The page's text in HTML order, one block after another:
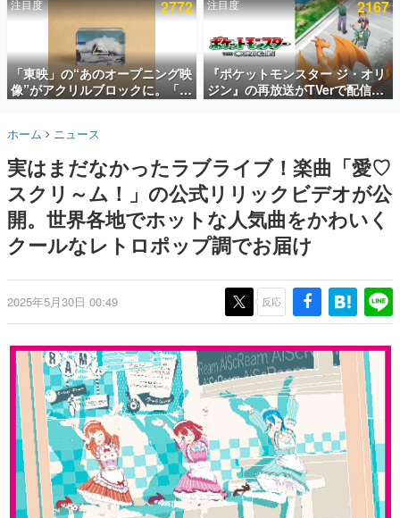
連載・特集一覧
殿堂入り記事
SNS拡散数が数千以上！ ページビュー数万以上！ などな
ど。多くの人々に読まれた、電ファミ渾身の“殿堂入り”記
事をまとめました。
名作ゲームクリエイターの方々に製作時のエピソードをお
きます。
赫本
この物語を解いてはいけない。『赫本』は、〈試験問題〉
の形をした短編ホラー小説集です。
これからのデジタルゲーム市場を担う若きクリエイター達
の姿を追い、彼らのルーツと情熱を探っていきます。
ゲームに多大な影響を受けた作家さんに取材し、ゲームが
日本のコンテンツ産業やカルチャーに与えた影響を探る企
画です。
日本モバイルゲーム産業史
日本のモバイルゲーム史における主要なトピック・タイト
ルを網羅するほか、開発者へのインタビューや識者による
解説を掲載。約20年の歴史が一望できる決定版！
若ゲのいたり〜ゲームクリエイターの青春〜
『うつヌケ』『ペンと箸』等で知られるマンガ家・田中圭
一先生によるゲーム業界レポートマンガです。
ルライク』無料公開。返事に失
敗すると「YOU DIED」
シュリストをもとにチェコ語に
対応しSNSで話題に。『キング
ダム・カム』開発元やチェコの
プロ野球選手から称賛の声
注目度 2772
「東映」の“あのオープニング映
像”がアクリルブロックに。「東
映ヒストリカル グッズコレクシ
注目度 2167
『ポケットモンスター ジ・オリ
ジン』の再放送がTVerで配信
中！レッド（CV：竹内順子）が
ホーム ニュース
実はまだなかったラブライブ！楽曲「愛♡
スクリ～ム！」の公式リリックビデオが公
開。世界各地でホットな人気曲をかわいく
クールなレトロポップ調でお届け
2025年5月30日 00:49 反応